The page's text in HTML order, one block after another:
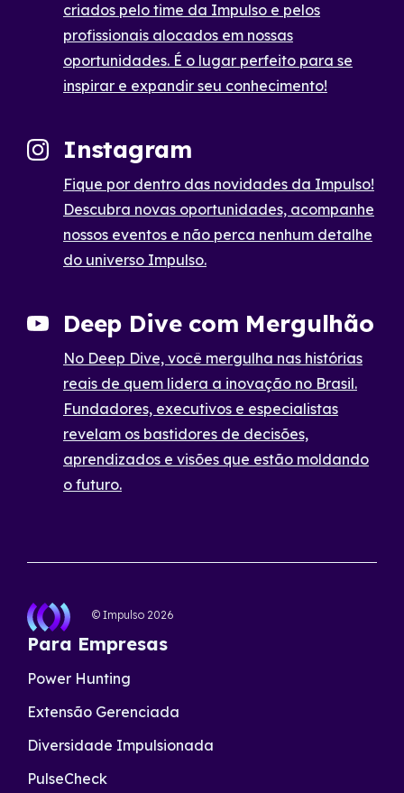
criados pelo time da Impulso e pelos
profissionais alocados em nossas
oportunidades. É o lugar perfeito para se
inspirar e expandir seu conhecimento!
Instagram
Fique por dentro das novidades da Impulso!
Descubra novas oportunidades, acompanhe
nossos eventos e não perca nenhum detalhe
do universo Impulso.
Deep Dive com Mergulhão
No Deep Dive, você mergulha nas histórias
reais de quem lidera a inovação no Brasil.
Fundadores, executivos e especialistas
revelam os bastidores de decisões,
aprendizados e visões que estão moldando
o futuro.
© Impulso 2026
Para Empresas
Power Hunting
Extensão Gerenciada
Diversidade Impulsionada
PulseCheck